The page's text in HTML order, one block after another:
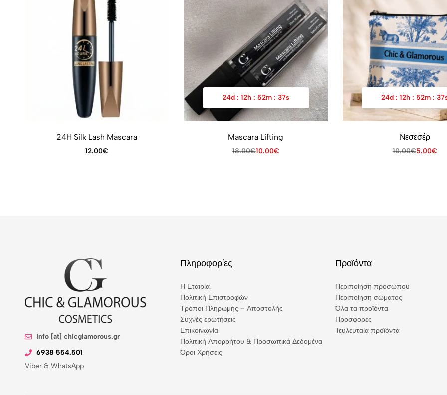
24H Silk Lash Mascara
12.00€
24d : 12h : 52m : 37s
Mascara Lifting
18.00€10.00€
24d : 12h : 52m : 37
Nεσεσέρ
10.00€5.00€
info [at] chicglamorous.gr
6938 554.501
Viber & WhatsApp
Πληροφορίες
Η Εταιρία
Πολιτική Επιστροφών
Τρόποι Πληρωμής – Αποστολής
Συχνές ερωτήσεις
Επικοινωνία
Πολιτική Απορρήτου & Προσωπικά Δεδομένα
Όροι Χρήσεις
Προϊόντα
Περιποίηση προσώπου
Περιποίηση σώματος
Όλα τα προϊόντα
Προσφορές
Τευλευταία προϊόντα